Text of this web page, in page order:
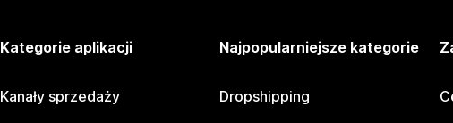
Kategorie aplikacji
Kanały sprzedaży
Najpopularniejsze kategorie
Dropshipping